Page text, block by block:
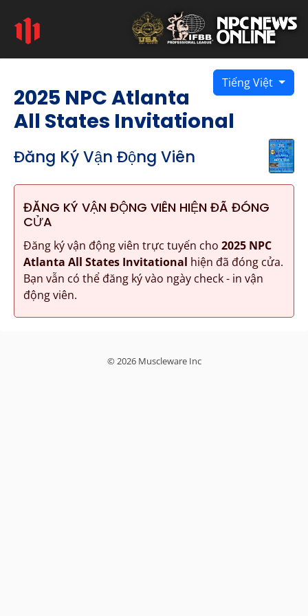
Tiếng Việt
2025 NPC Atlanta
All States Invitational
Đăng Ký Vận Động Viên
ĐĂNG KÝ VẬN ĐỘNG VIÊN HIỆN ĐÃ ĐÓNG
CỬA
Đăng ký vận động viên trực tuyến cho 2025 NPC
Atlanta All States Invitational hiện đã đóng cửa.
Bạn vẫn có thể đăng ký vào ngày check - in vận
động viên.
© 2026 Muscleware Inc